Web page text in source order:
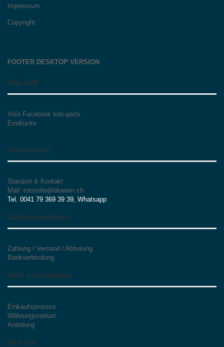
Impressum
Copyright
FOOTER DESKTOP VERSION
Was läuft
Visit Facebook tots-parts
Eindrücke
Kontaktdaten
Standort & Kontakt
Mail: totsteile@bluewin.ch
Tel. 0041 79 369 39 39, Whatsapp
Zahlungsmethoden
Zahlung / Versand / Abholung
Bankverbindung
Mehr Informationen
Einkaufsprozess
Währungsverlust
Anleitung
Ihr Konto